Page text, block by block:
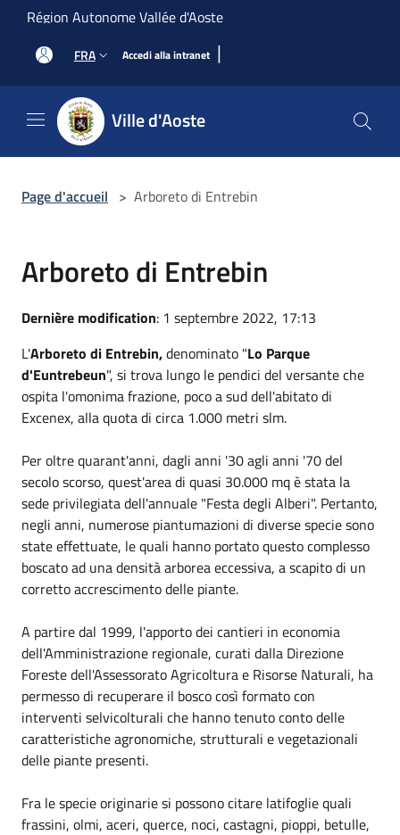
Salta al contenuto principale
Région Autonome Vallée d'Aoste
FRA Accedi alla intranet |
Ville d'Aoste
Page d'accueil > Arboreto di Entrebin
Arboreto di Entrebin
Dernière modification: 1 septembre 2022, 17:13
L'Arboreto di Entrebin,denominato "Lo Parque
d'Euntrebeun", si trova lungo le pendici del versante che
ospita l'omonima frazione, poco a sud dell'abitato di
Excenex, alla quota di circa 1.000 metri slm.
Per oltre quarant'anni, dagli anni '30 agli anni '70 del
secolo scorso, quest'area di quasi 30.000 mq è stata la
sede privilegiata dell'annuale "Festa degli Alberi". Pertanto,
negli anni, numerose piantumazioni di diverse specie sono
state effettuate, le quali hanno portato questo complesso
boscato ad una densità arborea eccessiva, a scapito di un
corretto accrescimento delle piante.
A partire dal 1999, l'apporto dei cantieri in economia
dell'Amministrazione regionale, curati dalla Direzione
Foreste dell'Assessorato Agricoltura e Risorse Naturali, ha
permesso di recuperare il bosco così formato con
interventi selvicolturali che hanno tenuto conto delle
caratteristiche agronomiche, strutturali e vegetazionali
delle piante presenti.
Fra le specie originarie si possono citare latifoglie quali
frassini, olmi, aceri, querce, noci, castagni, pioppi, betulle,